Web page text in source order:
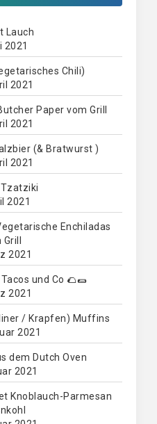
Lauch
2021
Chili)
2021
Paper vom Grill
2021
(& Bratwurst )
2021
2021
Enchiladas
2021
und Co 🌮🌯
2021
/ Krapfen) Muffins
2021
dem Dutch Oven
2021
Knoblauch-Parmesan